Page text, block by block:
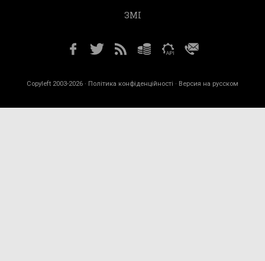
ЗМІ
Copyleft 2003-2026 · Політика конфіденційності · Версия на русском